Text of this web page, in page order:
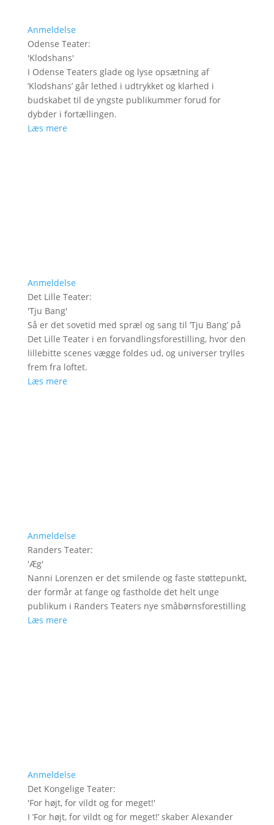
Anmeldelse
Odense Teater:
'Klodshans'
I Odense Teaters glade og lyse opsætning af
’Klodshans’ går lethed i udtrykket og klarhed i
budskabet til de yngste publikummer forud for
dybder i fortællingen.
Læs mere
Anmeldelse
Det Lille Teater:
'Tju Bang'
Så er det sovetid med spræl og sang til ’Tju Bang’ på
Det Lille Teater i en forvandlingsforestilling, hvor den
lillebitte scenes vægge foldes ud, og universer trylles
frem fra loftet.
Læs mere
Anmeldelse
Randers Teater:
'Æg'
Nanni Lorenzen er det smilende og faste støttepunkt,
der formår at fange og fastholde det helt unge
publikum i Randers Teaters nye småbørnsforestilling
Læs mere
Anmeldelse
Det Kongelige Teater:
'For højt, for vildt og for meget!'
I ’For højt, for vildt og for meget!’ skaber Alexander